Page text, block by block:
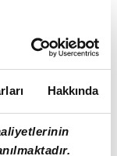
Hakkında